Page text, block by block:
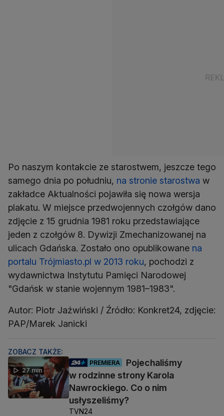
Po naszym kontakcie ze starostwem, jeszcze tego
samego dnia po południu, na stronie starostwa w
zakładce Aktualności pojawiła się nowa wersja
plakatu. W miejsce przedwojennych czołgów dano
zdjęcie z 15 grudnia 1981 roku przedstawiające
jeden z czołgów 8. Dywizji Zmechanizowanej na
ulicach Gdańska. Zostało ono opublikowane na
portalu Trójmiasto.pl w 2013 roku, pochodzi z
wydawnictwa Instytutu Pamięci Narodowej
"Gdańsk w stanie wojennym 1981–1983".
Autor: Piotr Jaźwiński / Źródło: Konkret24, zdjęcie:
PAP/Marek Janicki
ZOBACZ TAKŻE:
27 min
PREMIERA
Pojechaliśmy
w rodzinne strony Karola
Nawrockiego. Co o nim
usłyszeliśmy?
TVN24